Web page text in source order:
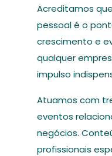
Acreditamos
pessoal é o
crescimento e
qualquer
impulso
Atuamos com
eventos
negócios.
profissionais